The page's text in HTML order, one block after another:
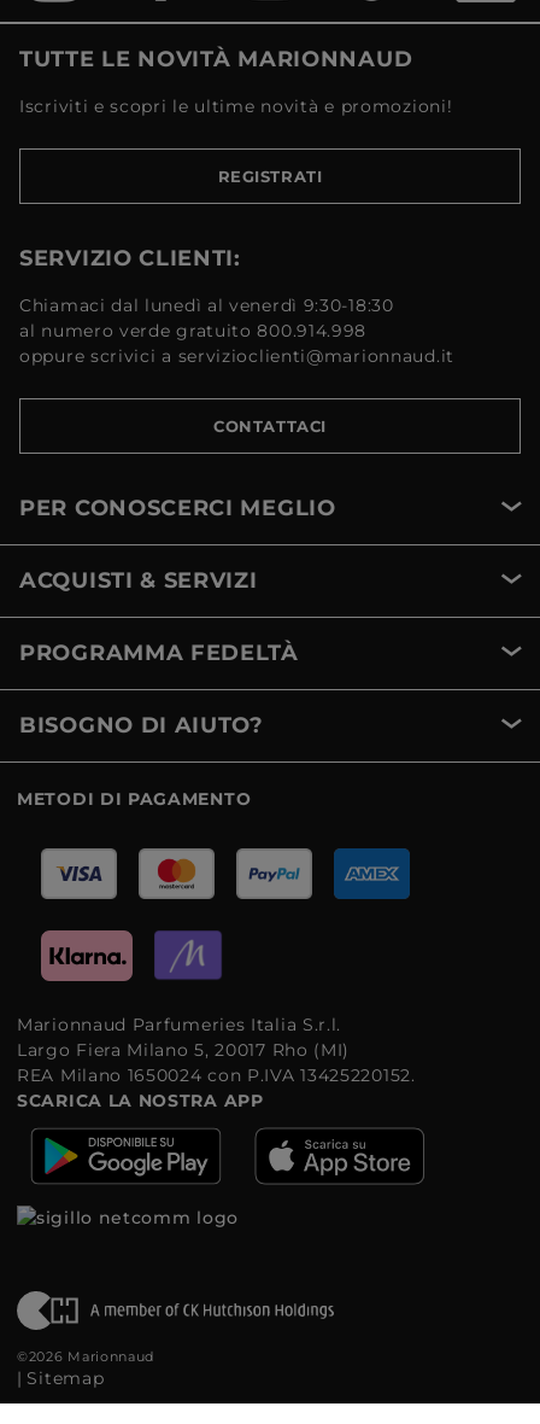
TUTTE LE NOVITÀ MARIONNAUD
Iscriviti e scopri le ultime novità e promozioni!
REGISTRATI
SERVIZIO CLIENTI:
Chiamaci dal lunedì al venerdì 9:30-18:30
al numero verde gratuito 800.914.998
oppure scrivici a servizioclienti@marionnaud.it
CONTATTACI
PER CONOSCERCI MEGLIO
ACQUISTI & SERVIZI
PROGRAMMA FEDELTÀ
BISOGNO DI AIUTO?
METODI DI PAGAMENTO
Marionnaud Parfumeries Italia S.r.l.
Largo Fiera Milano 5, 20017 Rho (MI)
REA Milano 1650024 con P.IVA 13425220152.
SCARICA LA NOSTRA APP
©2026 Marionnaud
| Sitemap